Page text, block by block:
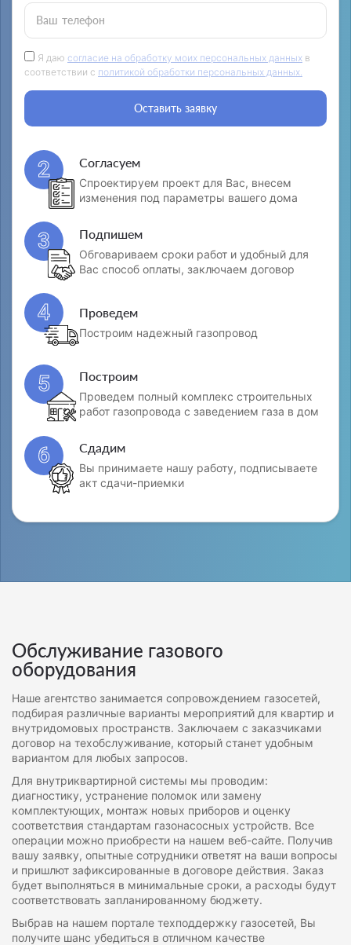
Ваш телефон
Я даю согласие на обработку моих персональных данных в
соответствии с политикой обработки персональных данных.
Оставить заявку
2 Согласуем
Спроектируем проект для Вас, внесем
изменения под параметры вашего дома
3 Подпишем
Обговариваем сроки работ и удобный для
Вас способ оплаты, заключаем договор
4 Проведем
Построим надежный газопровод
5 Построим
Проведем полный комплекс строительных
работ газопровода с заведением газа в дом
6 Сдадим
Вы принимаете нашу работу, подписываете
акт сдачи-приемки
Обслуживание газового
оборудования
Наше агентство занимается сопровождением газосетей,
подбирая различные варианты мероприятий для квартир и
внутридомовых пространств. Заключаем с заказчиками
договор на техобслуживание, который станет удобным
вариантом для любых запросов.
Для внутриквартирной системы мы проводим:
диагностику, устранение поломок или замену
комплектующих, монтаж новых приборов и оценку
соответствия стандартам газонасосных устройств. Все
операции можно приобрести на нашем веб-сайте. Получив
вашу заявку, опытные сотрудники ответят на ваши вопросы
и пришлют зафиксированные в договоре действия. Заказ
будет выполняться в минимальные сроки, а расходы будут
соответствовать запланированному бюджету.
Выбрав на нашем портале техподдержку газосетей, Вы
получите шанс убедиться в отличном качестве